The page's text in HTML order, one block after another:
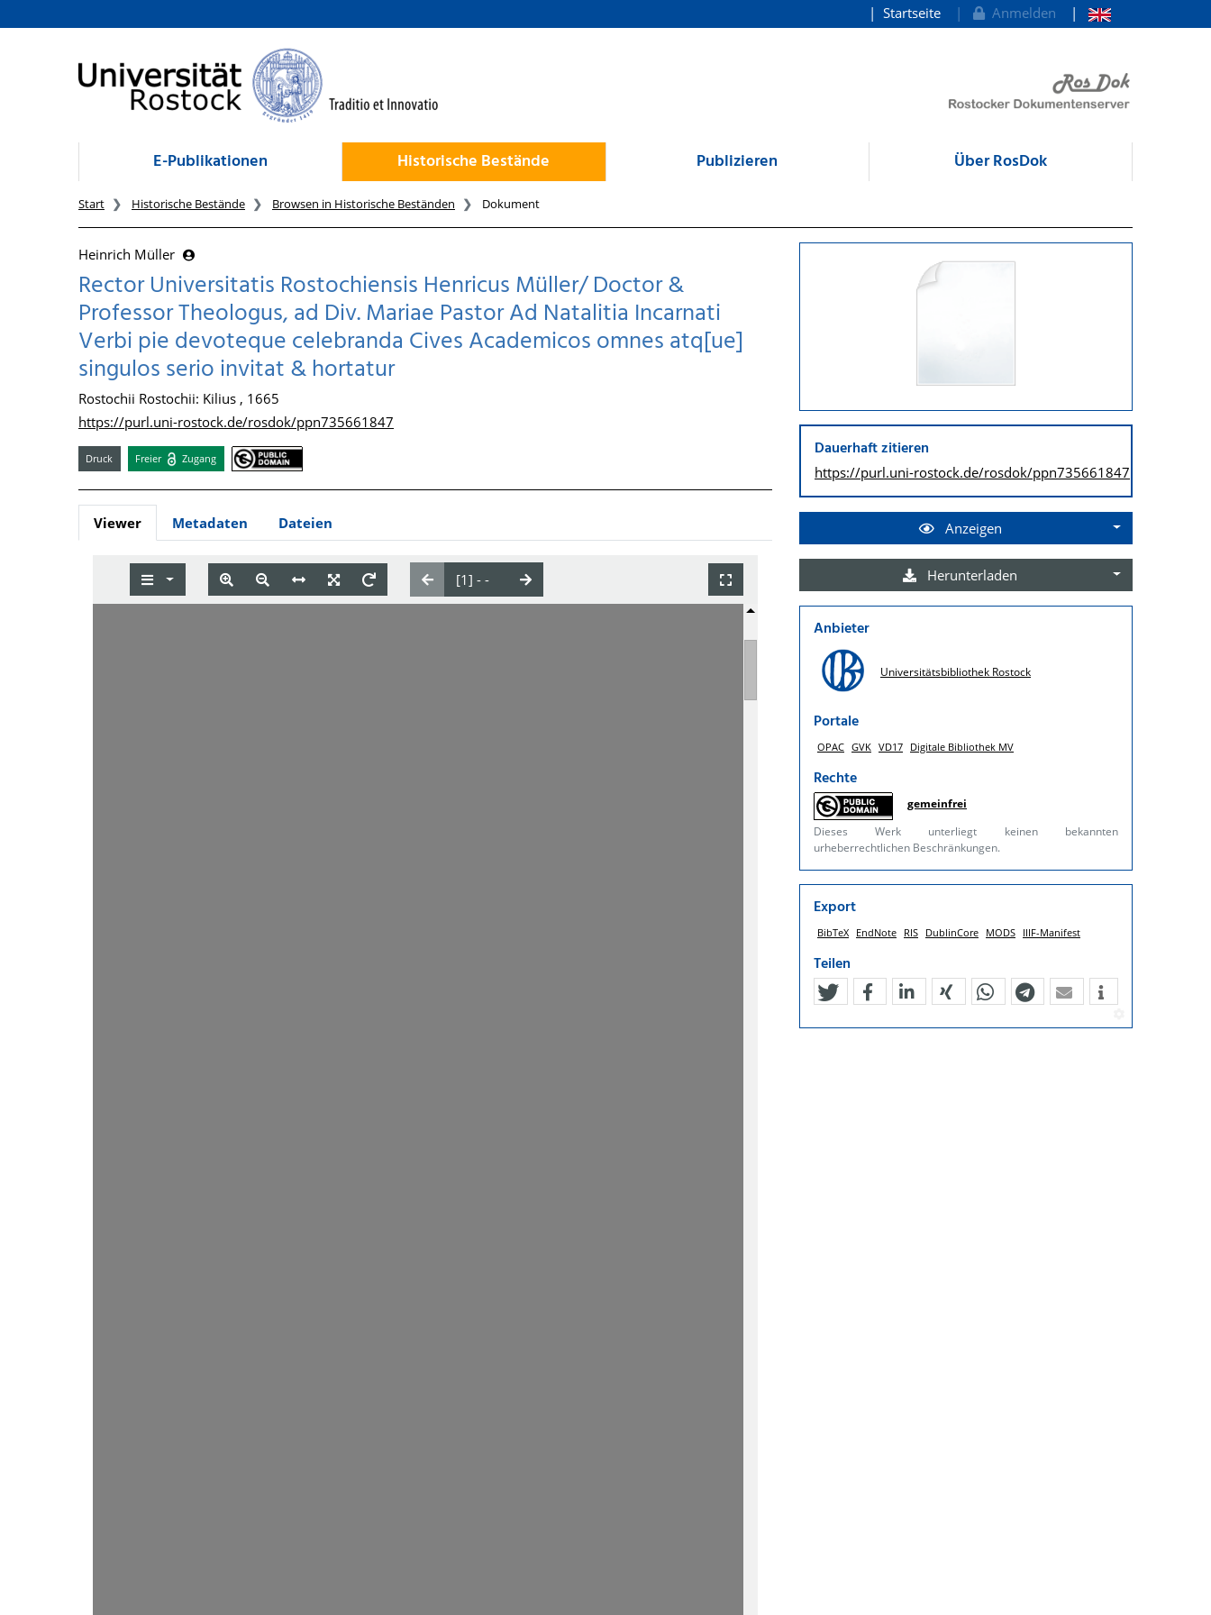
zum Inhalt
Startseite Anmelden
E-Publikationen Historische Bestände Publizieren Über RosDok
Start Historische Bestände Browsen in Historische Beständen Dokument
Heinrich Müller
Rector Universitatis Rostochiensis Henricus Müller/ Doctor &
Professor Theologus, ad Div. Mariae Pastor Ad Natalitia Incarnati
Verbi pie devoteque celebranda Cives Academicos omnes atq[ue]
singulos serio invitat & hortatur
Rostochii Rostochii: Kilius , 1665
https://purl.uni-rostock.de/rosdok/ppn735661847
Druck Freier Zugang
Viewer Metadaten Dateien
Dauerhaft zitieren
https://purl.uni-rostock.de/rosdok/ppn735661847
Anzeigen
Herunterladen
Anbieter
Universitätsbibliothek Rostock
Portale
OPAC GVK VD17 Digitale Bibliothek MV
Rechte
gemeinfrei
Dieses Werk unterliegt keinen bekannten
urheberrechtlichen Beschränkungen.
Export
BibTeX EndNote RIS DublinCore MODS IIIF-Manifest
Teilen